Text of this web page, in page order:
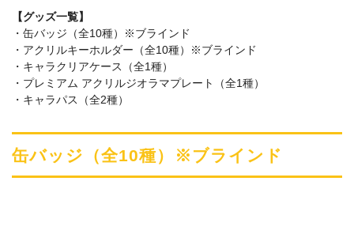
【グッズ一覧】
・缶バッジ（全10種）※ブラインド
・アクリルキーホルダー（全10種）※ブラインド
・キャラクリアケース（全1種）
・プレミアム アクリルジオラマプレート（全1種）
・キャラパス（全2種）
缶バッジ（全10種）※ブラインド